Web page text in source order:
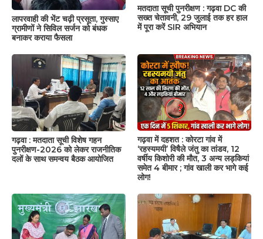
लापरवाही की भेंट चढ़ी प्रसूता, गुस्साए
ग्रामीणों ने सिविल सर्जन को बंधक
बनाकर कराया फैसला
मतदाता सूची पुनरीक्षण : गढ़वा DC की
सख्त चेतावनी, 29 जुलाई तक हर हाल
में पूरा करें SIR अभियान
गढ़वा : मतदाता सूची विशेष गहन
पुनरीक्षण-2026 को लेकर राजनीतिक
दलों के साथ समन्वय बैठक आयोजित
गढ़वा में दहशत : कोरटा गांव में
‘रहस्यमयी’ विषैले जंतु का तांडव, 12
वर्षीय किशोरी की मौत, 3 अन्य लड़कियां
समेत 4 बीमार ; गांव खाली कर भागे कई
लोग!